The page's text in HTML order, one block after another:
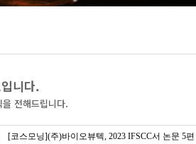
니다.
전해드립니다.
[코스모닝](주)바이오뷰텍, 2023 IFSCC서 논문 5편